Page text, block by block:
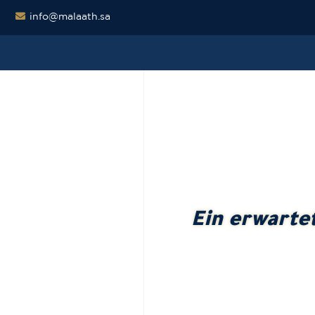
info@malaath.sa
Ein